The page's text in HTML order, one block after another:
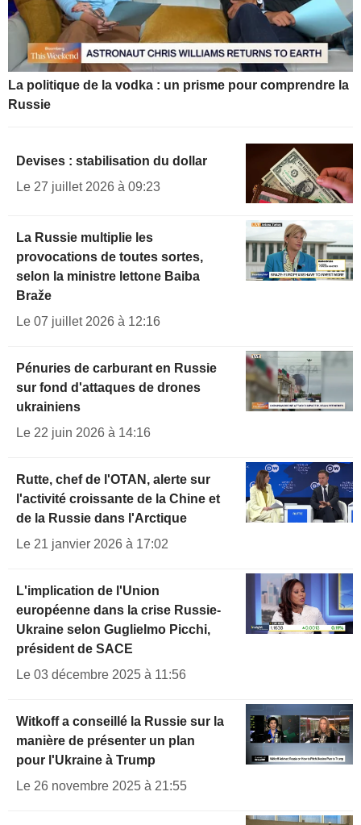
La politique de la vodka : un prisme pour comprendre la
Russie
Devises : stabilisation du dollar
Le 27 juillet 2026 à 09:23
La Russie multiplie les
provocations de toutes sortes,
selon la ministre lettone Baiba
Braže
Le 07 juillet 2026 à 12:16
Pénuries de carburant en Russie
sur fond d'attaques de drones
ukrainiens
Le 22 juin 2026 à 14:16
Rutte, chef de l'OTAN, alerte sur
l'activité croissante de la Chine et
de la Russie dans l'Arctique
Le 21 janvier 2026 à 17:02
L'implication de l'Union
européenne dans la crise Russie-
Ukraine selon Guglielmo Picchi,
président de SACE
Le 03 décembre 2025 à 11:56
Witkoff a conseillé la Russie sur la
manière de présenter un plan
pour l'Ukraine à Trump
Le 26 novembre 2025 à 21:55